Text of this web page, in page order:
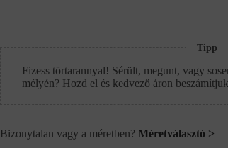
Tipp
Fizess törtarannyal! Sérült, megunt, vagy
mélyén? Hozd el és kedvező áron
Bizonytalan vagy a méretben? Méretválasztó >